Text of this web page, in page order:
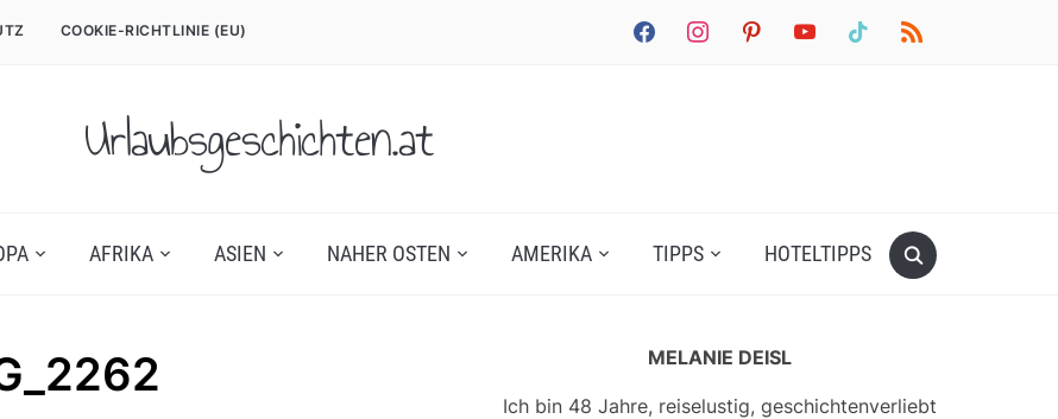
facebookinstagrampinterestyoutube tiktok rss
COOKIE-RICHTLINIE (EU)
Urlaubsgeschichten.at
AFRIKA ASIEN NAHER OSTEN AMERIKA TIPPS HOTELTIPPS
MELANIE DEISL
Ich bin 48 Jahre, reiselustig, geschichtenverliebt